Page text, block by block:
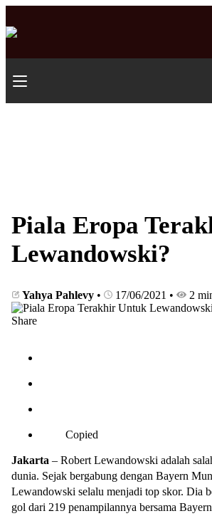
Piala Eropa
Lewandowski?
Yahya Pahlevy • 17/06/2021 • 2
Share
Copied
Jakarta – Robert Lewandowski adalah
dunia. Sejak bergabung dengan Bayern
Lewandowski selalu menjadi top skor. Dia
gol dari 219 penampilannya bersama